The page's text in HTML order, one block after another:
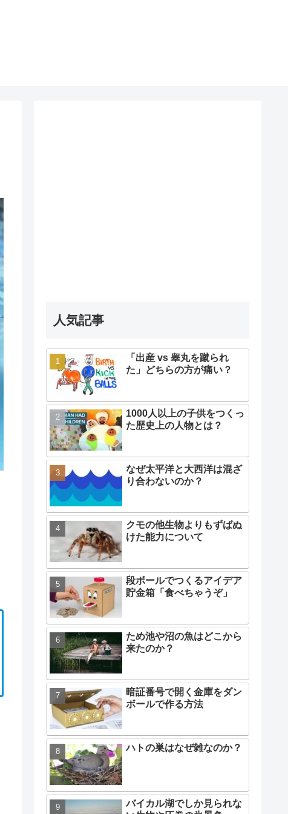
人気記事
「出産 vs 睾丸を蹴られ
た」どちらの方が痛い？
1000人以上の子供をつくっ
た歴史上の人物とは？
なぜ太平洋と大西洋は混ざ
り合わないのか？
クモの他生物よりもずばぬ
けた能力について
段ボールでつくるアイデア
貯金箱「食べちゃうぞ」
ため池や沼の魚はどこから
来たのか？
暗証番号で開く金庫をダン
ボールで作る方法
ハトの巣はなぜ雑なのか？
バイカル湖でしか見られな